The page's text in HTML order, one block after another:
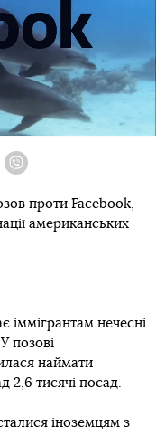
проти Facebook,
американських
іммігрантам нечесні
позові
наймати
2,6 тисячі посад.
іноземцям з